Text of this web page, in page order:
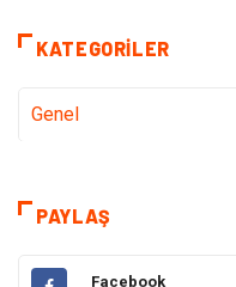
KATEGORILER
Genel
PAYLAŞ
Facebook